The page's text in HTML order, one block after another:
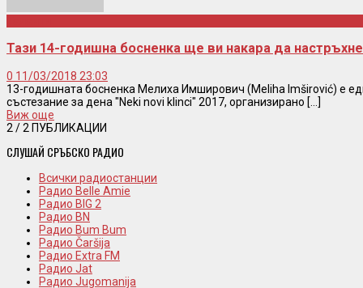
Тази 14-годишна босненка ще ви накара да
0 11/03/2018 23:03
13-годишната босненка Мелиха Имширович (Meliha Imširović) е
състезание за дена "Neki novi klinci" 2017, организирано [...]
Виж още
2 / 2 ПУБЛИКАЦИИ
СЛУШАЙ СРЪБСКО РАДИО
Всички радиостанции
Радио Belle Amie
Радио BIG 2
Радио BN
Радио Bum Bum
Радио Čaršija
Радио Extra FM
Радио Jat
Радио Jugomanija